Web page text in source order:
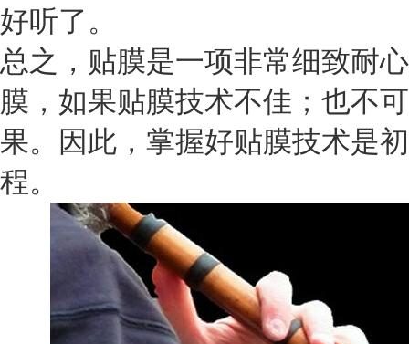
好听了。
总之，贴膜是一项非常细致耐
膜，如果贴膜技术不佳；也不
果。因此，掌握好贴膜技术是
程。